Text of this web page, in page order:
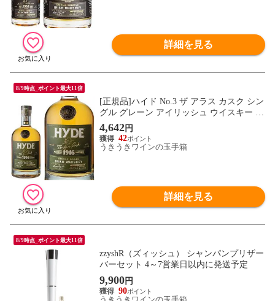
詳細を見る
8/9時点_ポイント最大11倍
[正規品]ハイド No.3 ザ アラス カスク シン
グル グレーン アイリッシュ ウイスキー バ
ーボン樽 ノンチルフィルタード 700ml 4
6％
4,642円
42
うきうきワインの玉手箱
詳細を見る
8/9時点_ポイント最大11倍
zzyshR（ズィッシュ） シャンパンプリザー
バーセット 4～7営業日以内に発送予定
9,900円
90